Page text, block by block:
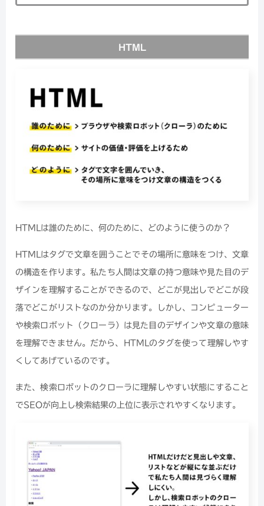
HTML
HTMLは誰のために、何のために、どのように使うのか？
HTMLはタグで文章を囲うことでその場所に意味をつけ、文章
の構造を作ります。私たち人間は文章の持つ意味や見た目のデ
ザインを理解することができるので、どこが見出しでどこが段
落でどこがリストなのか分かります。しかし、コンピューター
や検索ロボット（クローラ）は見た目のデザインや文章の意味
を理解できません。だから、HTMLのタグを使って理解しやす
くしてあげているのです。
また、検索ロボットのクローラに理解しやすい状態にすること
でSEOが向上し検索結果の上位に表示されやすくなります。